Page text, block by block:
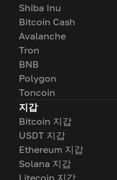
Shiba Inu
Bitcoin Cash
Avalanche
Tron
BNB
Polygon
Toncoin
지갑
Bitcoin 지갑
USDT 지갑
Ethereum 지갑
Solana 지갑
Litecoin 지갑